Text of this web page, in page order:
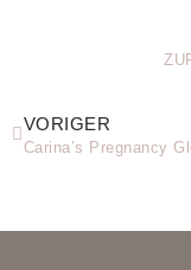
VORIGER
Carina’s Pregnancy